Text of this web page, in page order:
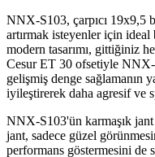
NNX-S103, çarpıcı 19x9,5
artırmak isteyenler için ideal
modern tasarımı, gittiğiniz
Cesur ET 30 ofsetiyle
gelişmiş denge sağlamanın
iyileştirerek daha agresif ve
NNX-S103'ün karmaşık
jant, sadece güzel
performans göstermesini de